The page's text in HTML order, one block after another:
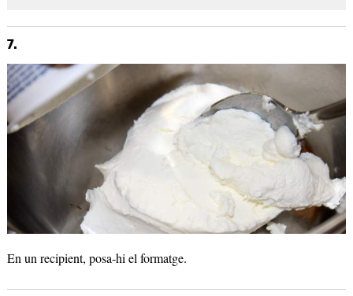
7.
En un recipient, posa-hi el formatge.